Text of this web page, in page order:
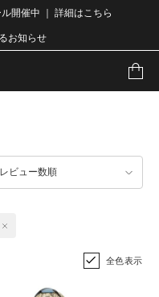
開催中 ｜ 詳細はこちら
お知らせ
レビュー数順
全色表示